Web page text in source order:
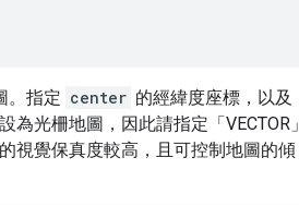
。指定 center 的經緯度座標，以及
為光柵地圖，因此請指定「VECTOR」
視覺保真度較高，且可控制地圖的傾